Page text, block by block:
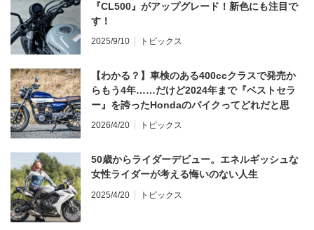
『CL500』がアップグレード！新色にも注目で
す！
2025/9/10 トピックス
【わかる？】車検のある400ccクラスで発売か
らもう4年……だけど2024年まで『ベストセラ
ー』を誇ったHondaのバイクってどれだと思
う？
2026/4/20 トピックス
50歳からライダーデビュー。エネルギッシュな
女性ライダーが考える悔いのない人生
2025/4/20 トピックス